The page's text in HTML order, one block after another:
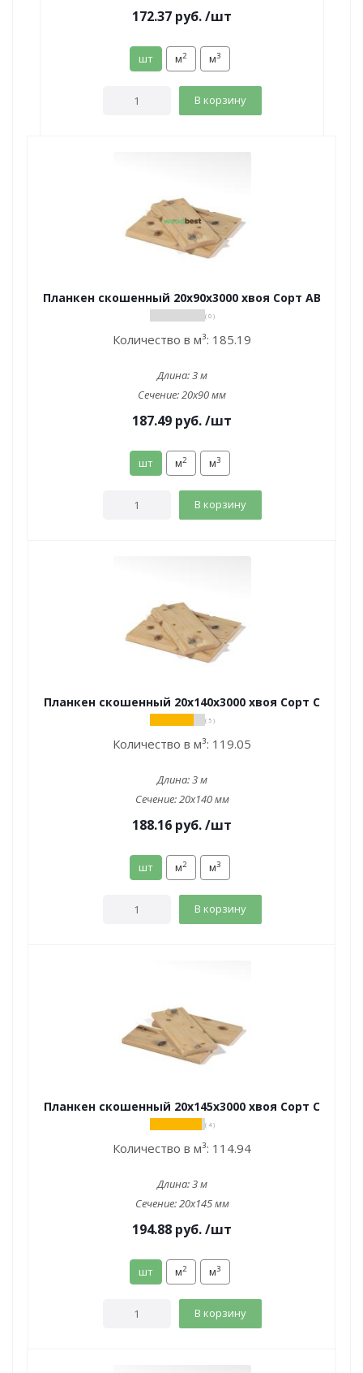
172.37 руб./шт
шт м2 м3
В корзину
Планкен скошенный 20х90х3000 хвоя Сорт АВ
( 0 )
Количество в м³: 185.19
Длина:3 м
Сечение:20x90 мм
187.49 руб./шт
шт м2 м3
В корзину
Планкен скошенный 20х140х3000 хвоя Сорт С
( 5 )
Количество в м³: 119.05
Длина:3 м
Сечение:20x140 мм
188.16 руб./шт
шт м2 м3
В корзину
Планкен скошенный 20х145х3000 хвоя Сорт С
( 4 )
Количество в м³: 114.94
Длина:3 м
Сечение:20x145 мм
194.88 руб./шт
шт м2 м3
В корзину